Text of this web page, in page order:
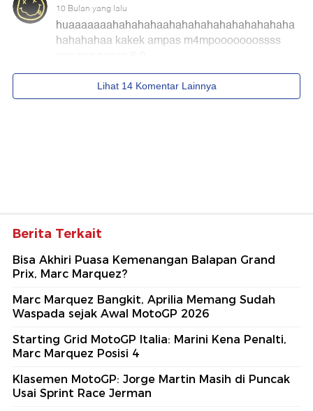
Berita Terkait
Bisa Akhiri Puasa Kemenangan Balapan Grand
Prix, Marc Marquez?
Marc Marquez Bangkit, Aprilia Memang Sudah
Waspada sejak Awal MotoGP 2026
Starting Grid MotoGP Italia: Marini Kena Penalti,
Marc Marquez Posisi 4
Klasemen MotoGP: Jorge Martin Masih di Puncak
Usai Sprint Race Jerman